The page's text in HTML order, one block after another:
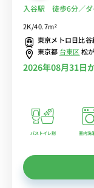
入谷駅 徒歩6分／ダ
【角部屋】■選べる
2K/40.7m²
東京メトロ日比
東京都台東区松
2026年08月31日
バストイレ別 室内洗